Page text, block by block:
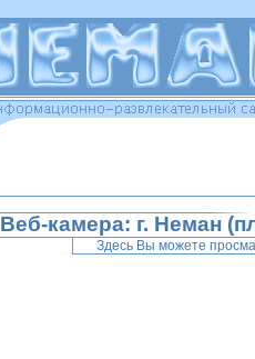
Веб-камера: г. Неман
Здесь Вы можете